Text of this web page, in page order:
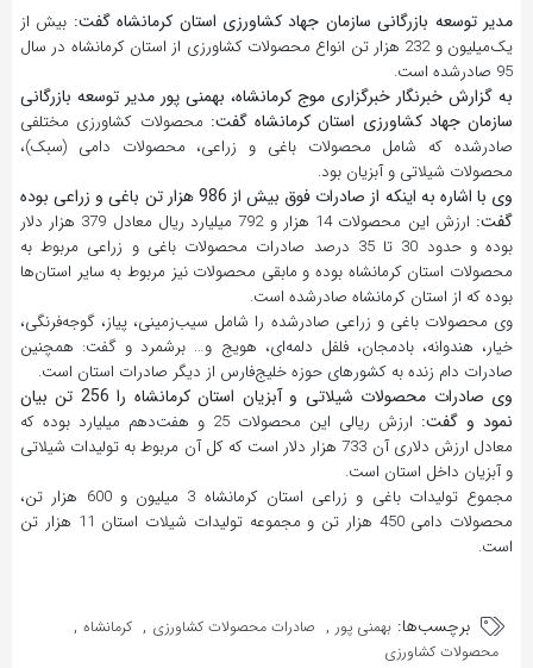
مدیر توسعه بازرگانی سازمان جهاد کشاورزی استان کرمانشاه گفت: بیش از
یک‌میلیون و 232 هزار تن انواع محصولات کشاورزی از استان کرمانشاه در سال
95 صادرشده است.
به گزارش خبرنگار خبرگزاری موج کرمانشاه، بهمنی پور مدیر توسعه بازرگانی
سازمان جهاد کشاورزی استان کرمانشاه گفت: محصولات کشاورزی مختلفی
صادرشده که شامل محصولات باغی و زراعی، محصولات دامی (سبک)،
محصولات شیلاتی و آبزیان بود.
وی با اشاره به اینکه از صادرات فوق بیش از 986 هزار تن باغی و زراعی بوده
گفت:
ارزش این محصولات 14 هزار و 792 میلیارد ریال معادل 379 هزار دلار
بوده و حدود 30 تا 35 درصد صادرات محصولات باغی و زراعی مربوط به
محصولات استان کرمانشاه بوده و مابقی محصولات نیز مربوط به سایر استان‌ها
بوده که از استان کرمانشاه صادرشده است.
وی محصولات باغی و زراعی صادرشده را شامل سیب‌زمینی، پیاز، گوجه‌فرنگی،
خیار، هندوانه، بادمجان، فلفل دلمه‌ای، هویج و… برشمرد و گفت: همچنین
صادرات دام زنده به کشورهای حوزه خلیج‌فارس از دیگر صادرات استان است.
وی صادرات محصولات شیلاتی و آبزیان استان کرمانشاه را 256 تن بیان
نمود و گفت:
ارزش ریالی این محصولات 25 و هفت‌دهم میلیارد بوده که
معادل ارزش دلاری آن 733 هزار دلار است که کل آن مربوط به تولیدات شیلاتی
و آبزیان داخل استان است.
مجموع تولیدات باغی و زراعی استان کرمانشاه 3 میلیون و 600 هزار تن،
محصولات دامی 450 هزار تن و مجموعه تولیدات شیلات استان 11 هزار تن
است.
برچسب‌ها: بهمنی پور , صادرات محصولات کشاورزی , کرمانشاه ,
محصولات کشاورزی